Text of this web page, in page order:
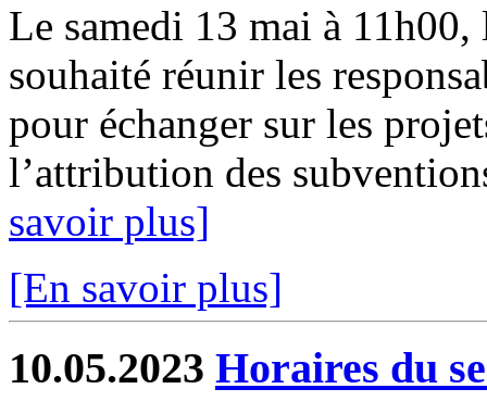
Le samedi 13 mai à
souhaité réunir les
pour échanger sur les
l’attribution des
savoir plus]
[En savoir plus]
10.05.2023 Horaires du